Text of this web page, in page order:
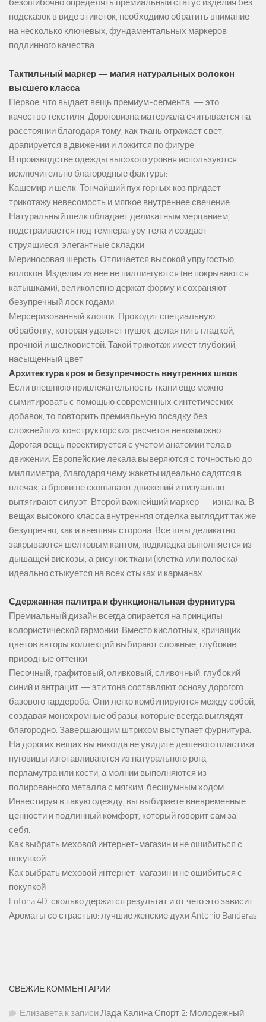
безошибочно определять премиальный статус изделия без
подсказок в виде этикеток, необходимо обратить внимание
на несколько ключевых, фундаментальных маркеров
подлинного качества.
Тактильный маркер — магия натуральных волокон
высшего класса
Первое, что выдает вещь премиум-сегмента, — это
качество текстиля. Дороговизна материала считывается на
расстоянии благодаря тому, как ткань отражает свет,
драпируется в движении и ложится по фигуре.
В производстве одежды высокого уровня используются
исключительно благородные фактуры:
Кашемир и шелк. Тончайший пух горных коз придает
трикотажу невесомость и мягкое внутреннее свечение.
Натуральный шелк обладает деликатным мерцанием,
подстраивается под температуру тела и создает
струящиеся, элегантные складки.
Мериносовая шерсть. Отличается высокой упругостью
волокон. Изделия из нее не пиллингуются (не покрываются
катышками), великолепно держат форму и сохраняют
безупречный лоск годами.
Мерсеризованный хлопок. Проходит специальную
обработку, которая удаляет пушок, делая нить гладкой,
прочной и шелковистой. Такой трикотаж имеет глубокий,
насыщенный цвет.
Архитектура кроя и безупречность внутренних швов
Если внешнюю привлекательность ткани еще можно
сымитировать с помощью современных синтетических
добавок, то повторить премиальную посадку без
сложнейших конструкторских расчетов невозможно.
Дорогая вещь проектируется с учетом анатомии тела в
движении. Европейские лекала выверяются с точностью до
миллиметра, благодаря чему жакеты идеально садятся в
плечах, а брюки не сковывают движений и визуально
вытягивают силуэт. Второй важнейший маркер — изнанка. В
вещах высокого класса внутренняя отделка выглядит так же
безупречно, как и внешняя сторона. Все швы деликатно
закрываются шелковым кантом, подкладка выполняется из
дышащей вискозы, а рисунок ткани (клетка или полоска)
идеально стыкуется на всех стыках и карманах.
Сдержанная палитра и функциональная фурнитура
Премиальный дизайн всегда опирается на принципы
колористической гармонии. Вместо кислотных, кричащих
цветов авторы коллекций выбирают сложные, глубокие
природные оттенки.
Песочный, графитовый, оливковый, сливочный, глубокий
синий и антрацит — эти тона составляют основу дорогого
базового гардероба. Они легко комбинируются между собой,
создавая монохромные образы, которые всегда выглядят
благородно. Завершающим штрихом выступает фурнитура.
На дорогих вещах вы никогда не увидите дешевого пластика:
пуговицы изготавливаются из натурального рога,
перламутра или кости, а молнии выполняются из
полированного металла с мягким, бесшумным ходом.
Инвестируя в такую одежду, вы выбираете вневременные
ценности и подлинный комфорт, который говорит сам за
себя.
Как выбрать меховой интернет-магазин и не ошибиться с
покупкой
Как выбрать меховой интернет-магазин и не ошибиться с
покупкой
Fotona 4D: сколько держится результат и от чего это зависит
Ароматы со страстью: лучшие женские духи Antonio Banderas
СВЕЖИЕ КОММЕНТАРИИ
Елизаветак записиЛада Калина Спорт 2: Молодежный